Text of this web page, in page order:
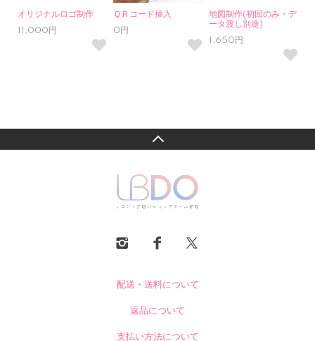
オリジナルロゴ制作
11,000円
ＱＲコード挿入
0円
地図制作(初回のみ・デ
ータ渡し別途)
1,650円
配送・送料について
返品について
支払い方法について